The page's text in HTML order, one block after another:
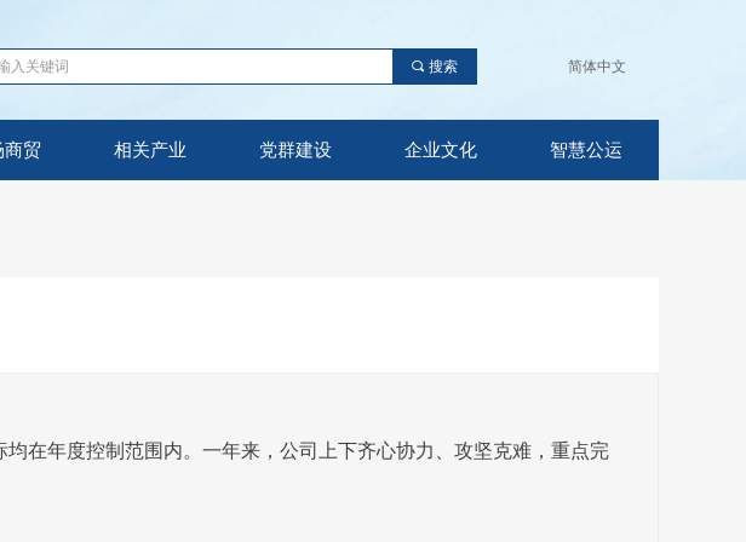
商贸 相关产业 党群建设 企业文化 智慧公运
简体中文
끠 搜索
在年度控制范围内。一年来，公司上下齐心协力、攻坚克难，重点完